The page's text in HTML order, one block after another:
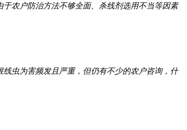
农户防治方法不够全面、杀线剂选用不当等因素
虫为害频发且严重，但仍有不少的农户咨询，什